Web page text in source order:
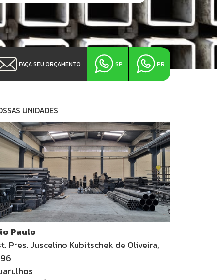
FAÇA SEU ORÇAMENTO SP PR
UNIDADES
Paulo
Pres. Juscelino Kubitschek de Oliveira,